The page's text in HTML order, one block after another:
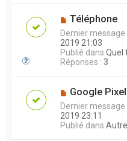
Téléphone
Dernier message
2019 21:03
Publié dans Quel
Réponses : 3
Google
Dernier message
2019 23:11
Publié dans